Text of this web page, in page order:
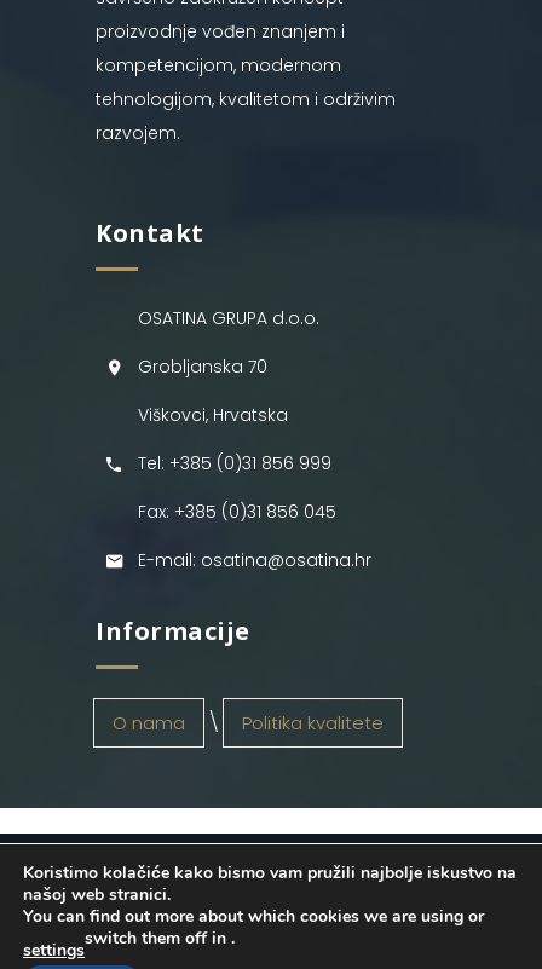
proizvodnje vođen znanjem i
kompetencijom, modernom
tehnologijom, kvalitetom i održivim
razvojem.
Kontakt
OSATINA GRUPA d.o.o.
Grobljanska 70
Viškovci, Hrvatska
Tel: +385 (0)31 856 999
Fax: +385 (0)31 856 045
E-mail: osatina@osatina.hr
Informacije
O nama Politika kvalitete
OSATINA GRUPA d.o.o. 2026
. Configured
byINFOS Osijek. Sva prava pridržana.
Koristimo kolačiće kako bismo vam pružili najbolje iskustvo na
našoj web stranici.
You can find out more about which cookies we are using or
switch them off in
settings
.